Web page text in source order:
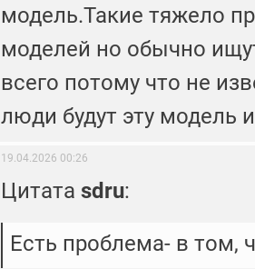
модель.Такие тяжело
моделей но обычно
всего потому что не
люди будут эту модель
19.04.2026 00:26
Цитата sdru:
Есть проблема- в том,